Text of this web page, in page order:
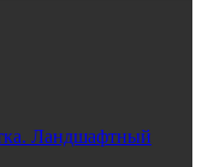
Ландшафтный